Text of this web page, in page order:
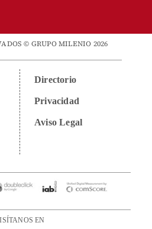
© GRUPO MILENIO 2026
Directorio
Privacidad
Aviso Legal
EN